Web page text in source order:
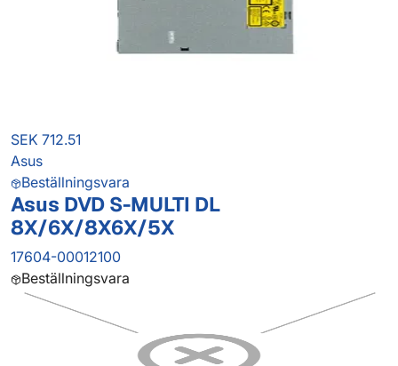
SEK 712.51
Asus
Beställningsvara
Asus DVD S-MULTI DL
8X/6X/8X6X/5X
17604-00012100
Beställningsvara